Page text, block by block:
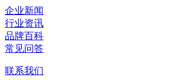
企业新闻
行业资讯
品牌百科
常见问答
联系我们